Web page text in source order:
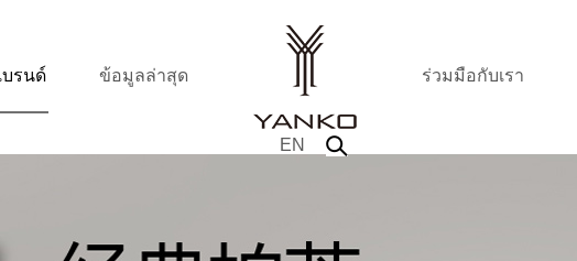
รนด์ ข้อมูลล่าสุด ร่วมมือกับเรา
EN